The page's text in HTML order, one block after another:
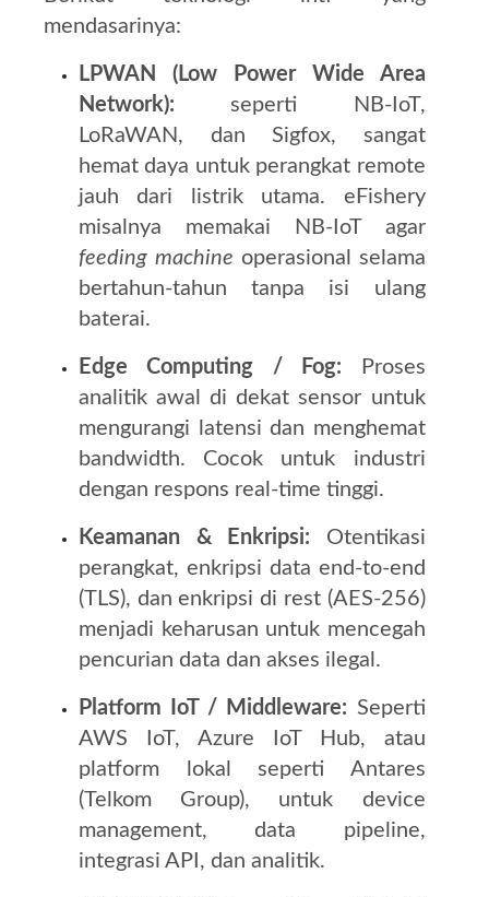
mendasarinya:
LPWAN (Low Power Wide Area
Network): seperti NB‑IoT,
LoRaWAN, dan Sigfox, sangat
hemat daya untuk perangkat remote
jauh dari listrik utama. eFishery
misalnya memakai NB‑IoT agar
feeding machine operasional selama
bertahun‑tahun tanpa isi ulang
baterai.
Edge Computing / Fog: Proses
analitik awal di dekat sensor untuk
mengurangi latensi dan menghemat
bandwidth. Cocok untuk industri
dengan respons real-time tinggi.
Keamanan & Enkripsi: Otentikasi
perangkat, enkripsi data end‑to‑end
(TLS), dan enkripsi di rest (AES‑256)
menjadi keharusan untuk mencegah
pencurian data dan akses ilegal.
Platform IoT / Middleware: Seperti
AWS IoT, Azure IoT Hub, atau
platform lokal seperti Antares
(Telkom Group), untuk device
management, data pipeline,
integrasi API, dan analitik.